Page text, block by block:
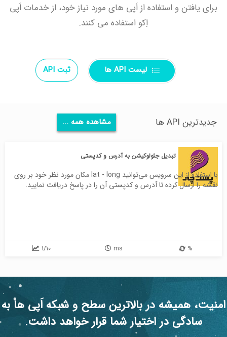
برای یافتن و استفاده از اَپی های مورد نیاز خود، از خدمات اَپی
اِکو استفاده می کنند.
لیست API ها ثبت API
جدیدترین API ها مشاهده همه ...
تبدیل جئولوکیشن به آدرس و کدپستی
با استفاده از این سرویس می‌توانید lat - long مکان مورد نظر خود بر روی
نقشه را ارسال کرده تا آدرس و کدپستی آن را در پاسخ دریافت نمایید.
%
ms
1/10
امنیت، همیشه در بالاترین سطح و شبکه اَپی ها به
سادگی در اختیار شما قرار خواهد داشت.